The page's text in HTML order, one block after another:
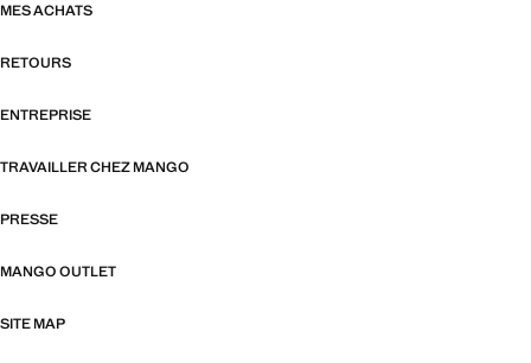
MES ACHATS
RETOURS
ENTREPRISE
TRAVAILLER CHEZ MANGO
PRESSE
MANGO OUTLET
SITE MAP